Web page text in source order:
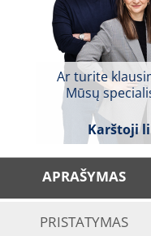
Ar turite
Mūsų
Karštoji
APRAŠYMAS
PRISTATYMAS